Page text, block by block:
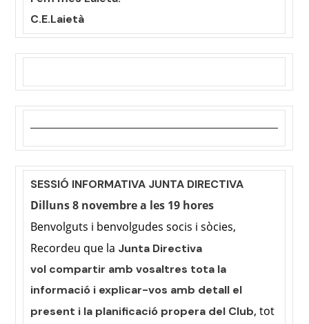
C.E.Laietà
SESSIÓ INFORMATIVA JUNTA DIRECTIVA
Dilluns 8 novembre a les 19 hores
Benvolguts i benvolgudes socis i sòcies,
Recordeu que la Junta Directiva
vol compartir amb vosaltres tota la
informació i explicar-vos amb detall el
present i la planificació propera del Club,tot